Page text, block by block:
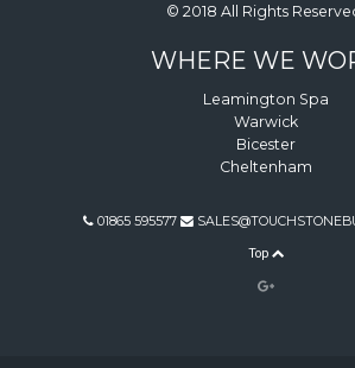
© 2018 All Rights
WHERE WE
Leamington Spa
Warwick
Bicester
Cheltenham
01865 595577
Top